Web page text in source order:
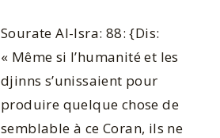
Sourate Al-Isra: 88: {Dis:
« Même si l’humanité et les
djinns s’unissaient pour
produire quelque chose de
semblable à ce Coran, ils ne